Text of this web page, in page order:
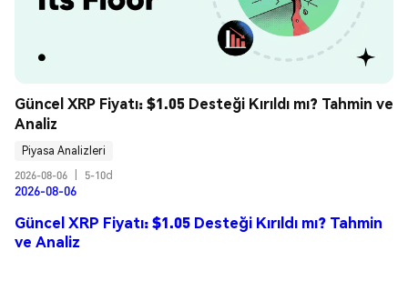
Güncel XRP Fiyatı: $1.05 Desteği Kırıldı mı? Tahmin ve
Analiz
Piyasa Analizleri
2026-08-06
5-10d
2026-08-06
Güncel XRP Fiyatı: $1.05 Desteği Kırıldı mı? Tahmin
ve Analiz